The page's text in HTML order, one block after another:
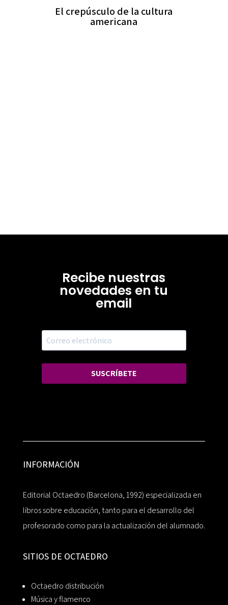
El crepúsculo de la cultura
americana
Recibe nuestras
novedades en tu
email
SUSCRÍBETE
INFORMACIÓN
Editorial Octaedro (Barcelona, 1992) especializada en
libros sobre educación, tanto para el desarrollo del
profesorado como para la actualización del alumnado.
SITIOS DE OCTAEDRO
Octaedro distribución
Música y flamenco